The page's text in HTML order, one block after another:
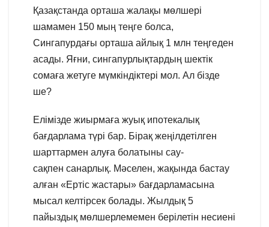
Қазақстанда орташа жалақы мөлшері
шамамен 150 мың теңге болса,
Сингапурдағы орташа айлық 1 млн теңгеден
асады. Яғни, сингапурлықтардың шектік
сомаға жетуге мүмкіндіктері мол. Ал бізде
ше?
Елімізде жиырмаға жуық ипотекалық
бағдарлама түрі бар. Бірақ жеңілдетілген
шарттармен алуға болатыны сау-
сақпен санарлық. Мәселен, жақында бастау
алған «Ертіс жастары» бағдарламасына
мысал келтірсек болады. Жылдық 5
пайыздық мөлшерлемемен берілетін несиені